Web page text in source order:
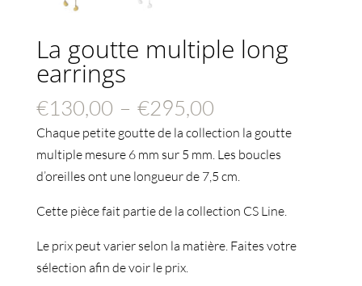
La goutte multiple long
earrings
€130,00 – €295,00Plage
de
prix :
€130,00
€295,00
Chaque petite goutte de la collection la goutte
multiple mesure 6 mm sur 5 mm. Les boucles
d’oreilles ont une longueur de 7,5 cm.
Cette pièce fait partie de la collection CS Line.
Le prix peut varier selon la matière. Faites votre
sélection afin de voir le prix.